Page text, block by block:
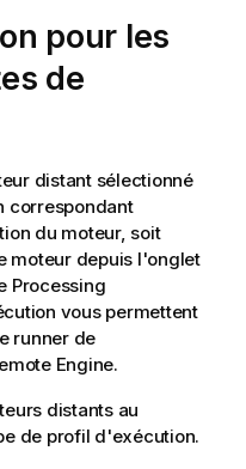
pour les
de
distant sélectionné
correspondant
du moteur, soit
moteur depuis l'onglet
Processing
vous permettent
runner de
Engine.
distants au
de profil d'exécution.